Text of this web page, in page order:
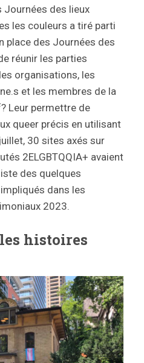
Journées des lieux
les couleurs a tiré parti
place des Journées des
réunir les parties
organisations, les
et les membres de la
Leur permettre de
queer précis en utilisant
30 sites axés sur
2ELGBTQQIA+ avaient
des quelques
dans les
2023.
histoires